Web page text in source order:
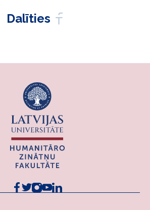
Dalīties